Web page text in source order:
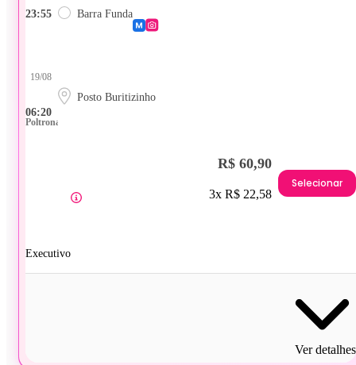
23:55 Barra Funda
06:20
19/08
Posto Buritizinho
Poltrona
Executivo
R$ 60,90
3x R$ 22,58
Selecionar
Ver detalhes